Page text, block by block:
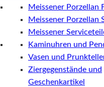
Meissener Porzellan
Meissener Porzellan
Meissener
Kaminuhren und
Vasen und
Ziergegenstände und
Geschenkartikel